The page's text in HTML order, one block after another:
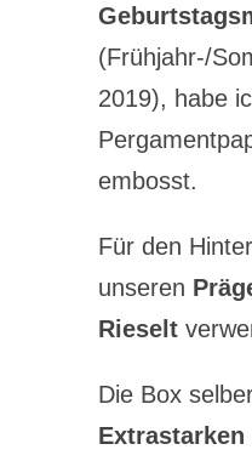
(Frühjahr-/
2019), habe
embosst.
Für den
unseren
Rieselt
Die Box
Extrastarken